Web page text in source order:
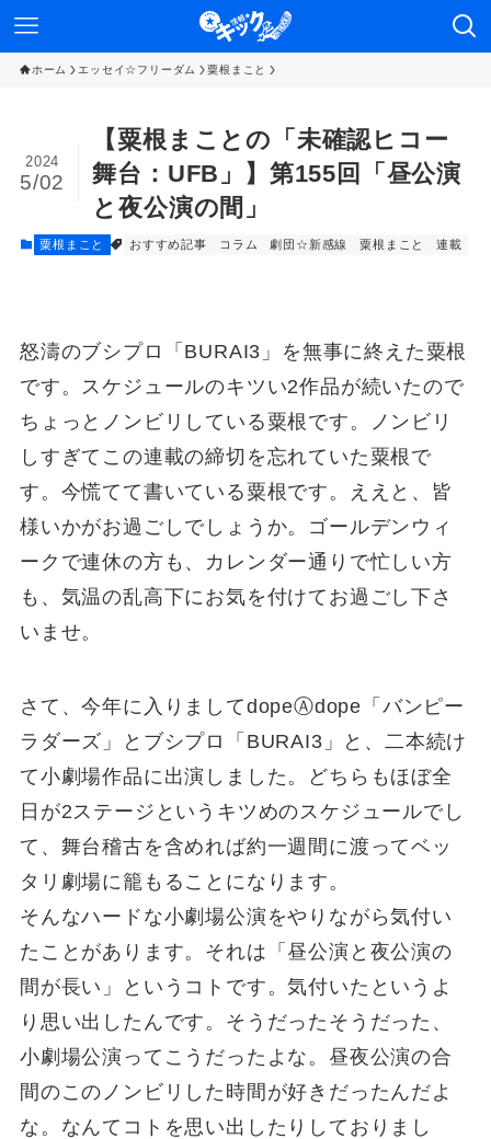
ホーム エッセイ☆フリーダム 粟根まこと
【粟根まことの「未確認ヒコー
舞台：UFB」】第155回「昼公演
と夜公演の間」
2024
5/02
粟根まこと おすすめ記事 コラム 劇団☆新感線 粟根まこと 連載
怒濤のブシプロ「BURAI3」を無事に終えた粟根
です。スケジュールのキツい2作品が続いたので
ちょっとノンビリしている粟根です。ノンビリ
しすぎてこの連載の締切を忘れていた粟根で
す。今慌てて書いている粟根です。ええと、皆
様いかがお過ごしでしょうか。ゴールデンウィ
ークで連休の方も、カレンダー通りで忙しい方
も、気温の乱高下にお気を付けてお過ごし下さ
いませ。
さて、今年に入りましてdopeⒶdope「バンピー
ラダーズ」とブシプロ「BURAI3」と、二本続け
て小劇場作品に出演しました。どちらもほぼ全
日が2ステージというキツめのスケジュールでし
て、舞台稽古を含めれば約一週間に渡ってベッ
タリ劇場に籠もることになります。
そんなハードな小劇場公演をやりながら気付い
たことがあります。それは「昼公演と夜公演の
間が長い」というコトです。気付いたというよ
り思い出したんです。そうだったそうだった、
小劇場公演ってこうだったよな。昼夜公演の合
間のこのノンビリした時間が好きだったんだよ
な。なんてコトを思い出したりしておりまし